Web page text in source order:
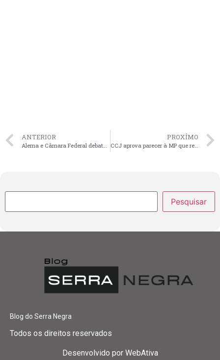
ANTERIOR
Alema e Câmara Federal debatem direitos da pessoa com deficiência em audiência pública
PROXÍMO
CCJ aprova parecer à MP que reformula Conselho Penitenciário e a PL que trata da política de produção orgânica
Pesquisar
Blog do Serra Negra
Todos os direitos reservados
Desenvolvido por WebAtiva